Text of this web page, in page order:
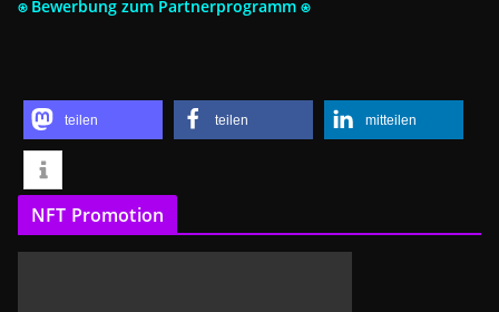
⍟ Bewerbung zum Partnerprogramm ⍟
teilen teilen mitteilen
NFT Promotion